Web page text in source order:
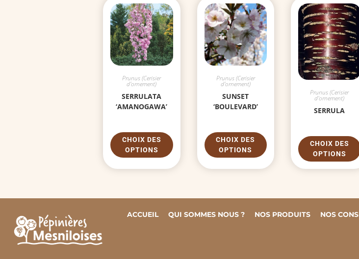
Prunus (Cerisier
d'ornement)
SERRULATA
‘AMANOGAWA’
CHOIX DES
OPTIONS
Prunus (Cerisier
d'ornement)
SUNSET
‘BOULEVARD’
CHOIX DES
OPTIONS
Prunus (Cerisier
d'ornement)
SERRULA
CHOIX DES
OPTIONS
ACCUEIL QUI SOMMES NOUS ? NOS PRODUITS NOS